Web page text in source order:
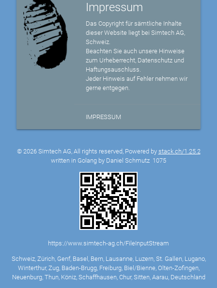
Impressum
Das Copyright für sämtliche Inhalte
dieser Website liegt bei Simtech AG,
Schweiz.
Beachten Sie auch unsere Hinweise
zum Urheberrecht, Datenschutz und
Haftungsauschluss.
Jeder Hinweis auf Fehler nehmen wir
gerne entgegen.
IMPRESSUM
© 2026 Simtech AG, All rights reserved, Powered by stack.ch/1.25.2
written in Golang by Daniel Schmutz 1075
https://www.simtech-ag.ch/FileInputStream
Schweiz, Zürich, Genf, Basel, Bern, Lausanne, Luzern, St. Gallen, Lugano,
Winterthur, Zug, Baden-Brugg, Freiburg, Biel/Bienne, Olten-Zofingen,
Neuenburg, Thun, Köniz, Schaffhausen, Chur, Sitten, Aarau, Deutschland